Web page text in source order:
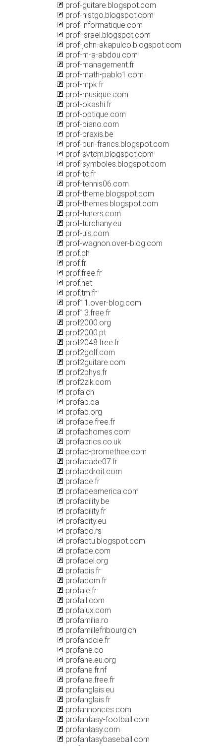
prof-guitare.blogspot.com
prof-histgo.blogspot.com
prof-informatique.com
prof-israel.blogspot.com
prof-john-akapulco.blogspot.com
prof-m-a-abdou.com
prof-management.fr
prof-math-pablo1.com
prof-mpk.fr
prof-musique.com
prof-okashi.fr
prof-optique.com
prof-piano.com
prof-praxis.be
prof-puri-francs.blogspot.com
prof-svtcm.blogspot.com
prof-symboles.blogspot.com
prof-tc.fr
prof-tennis06.com
prof-theme.blogspot.com
prof-themes.blogspot.com
prof-tuners.com
prof-turchany.eu
prof-uis.com
prof-wagnon.over-blog.com
prof.ch
prof.fr
prof.free.fr
prof.net
prof.tm.fr
prof11.over-blog.com
prof13.free.fr
prof2000.org
prof2000.pt
prof2048.free.fr
prof2golf.com
prof2guitare.com
prof2phys.fr
prof2zik.com
profa.ch
profab.ca
profab.org
profabe.free.fr
profabhomes.com
profabrics.co.uk
profac-promethee.com
profacade07.fr
profacdroit.com
proface.fr
profaceamerica.com
profacility.be
profacility.fr
profacity.eu
profaco.rs
profactu.blogspot.com
profade.com
profadel.org
profadis.fr
profadom.fr
profale.fr
profall.com
profalux.com
profamilia.ro
profamillefribourg.ch
profandcie.fr
profane.co
profane.eu.org
profane.fr.nf
profane.free.fr
profanglais.eu
profanglais.fr
profannonces.com
profantasy-football.com
profantasy.com
profantasybaseball.com